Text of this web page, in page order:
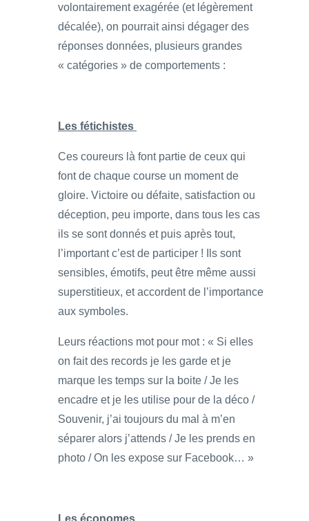
volontairement exagérée (et légèrement
décalée), on pourrait ainsi dégager des
réponses données, plusieurs grandes
« catégories » de comportements :
Les fétichistes
Ces coureurs là font partie de ceux qui
font de chaque course un moment de
gloire. Victoire ou défaite, satisfaction ou
déception, peu importe, dans tous les cas
ils se sont donnés et puis après tout,
l’important c’est de participer ! Ils sont
sensibles, émotifs, peut être même aussi
superstitieux, et accordent de l’importance
aux symboles.
Leurs réactions mot pour mot : « Si elles
on fait des records je les garde et je
marque les temps sur la boite / Je les
encadre et je les utilise pour de la déco /
Souvenir, j’ai toujours du mal à m’en
séparer alors j’attends / Je les prends en
photo / On les expose sur Facebook… »
Les économes